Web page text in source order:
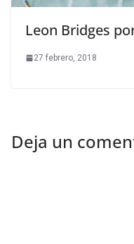
Leon Bridges
27 febrero, 2018
Deja un